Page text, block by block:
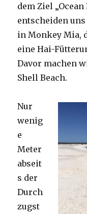
dem Ziel
entscheiden
in Monkey Mia,
eine Hai-
Davor machen
Shell Beach.
Nur
wenig
e
Meter
abseit
s der
Durch
zugst